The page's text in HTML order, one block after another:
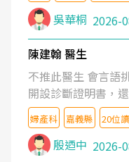
吳華桐 2026-
陳建翰 醫生
不推此醫生 會言語
開設診斷證明書，
婦產科 嘉義縣 20位
殷迺中 2026-